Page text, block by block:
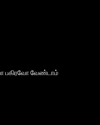
பகிரவோ வேண்டாம்